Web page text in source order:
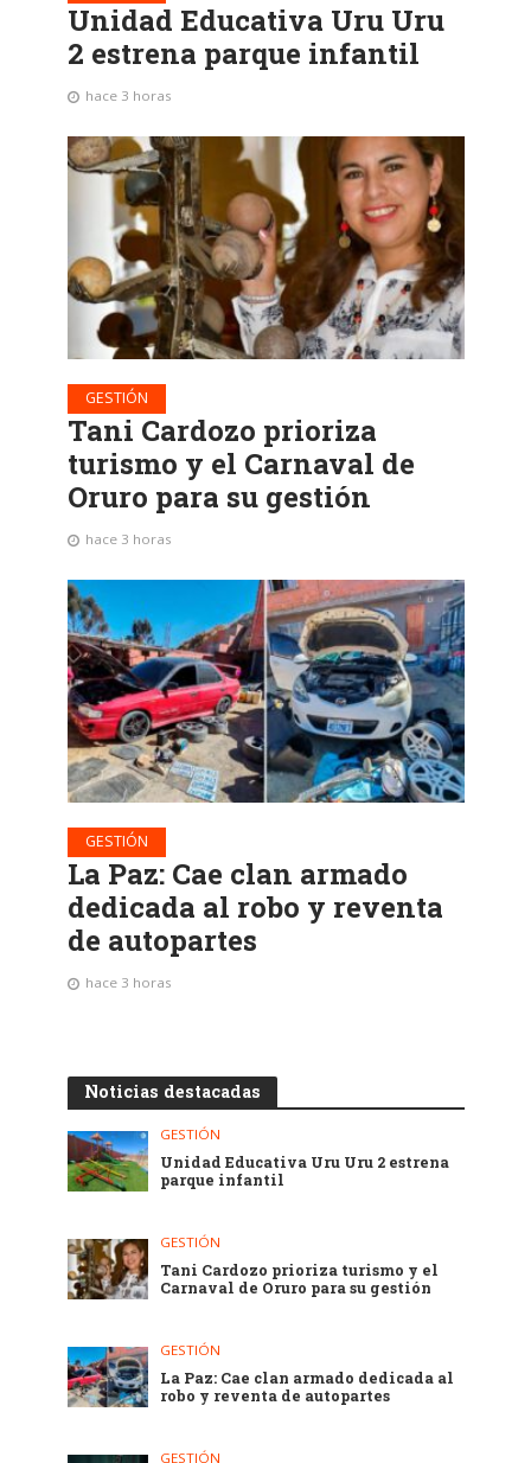
Unidad Educativa Uru Uru
2 estrena parque infantil
hace 3 horas
GESTIÓN
Tani Cardozo prioriza
turismo y el Carnaval de
Oruro para su gestión
hace 3 horas
GESTIÓN
La Paz: Cae clan armado
dedicada al robo y reventa
de autopartes
hace 3 horas
Noticias destacadas
GESTIÓN
Unidad Educativa Uru Uru 2 estrena
parque infantil
GESTIÓN
Tani Cardozo prioriza turismo y el
Carnaval de Oruro para su gestión
GESTIÓN
La Paz: Cae clan armado dedicada al
robo y reventa de autopartes
GESTIÓN